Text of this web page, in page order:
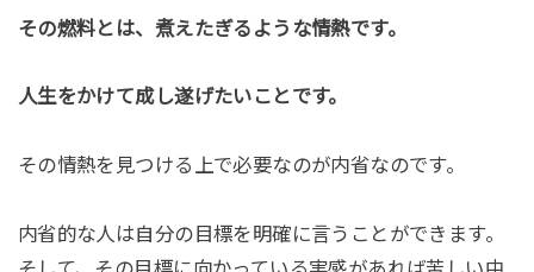
その燃料とは、煮えたぎるような情熱です。
人生をかけて成し遂げたいことです。
その情熱を見つける上で必要なのが内省なのです。
内省的な人は自分の目標を明確に言うことができます。